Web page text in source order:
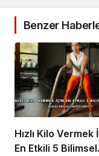
Benzer
Hızlı Kilo Vermek
En Etkili 5 Bilimsel